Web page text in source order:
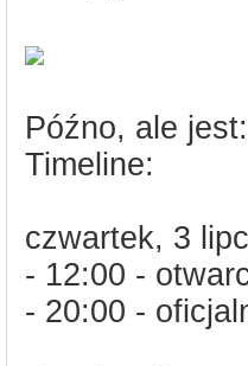
Późno, ale jest:
Timeline:
czwartek, 3
- 12:00 -
- 20:00 -